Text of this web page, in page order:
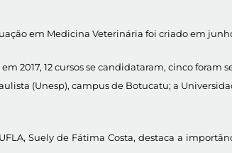
em Medicina Veterinária foi criado em
2017, 12 cursos se candidataram, cinco foram
(Unesp), campus de Botucatu; a
Suely de Fátima Costa, destaca a